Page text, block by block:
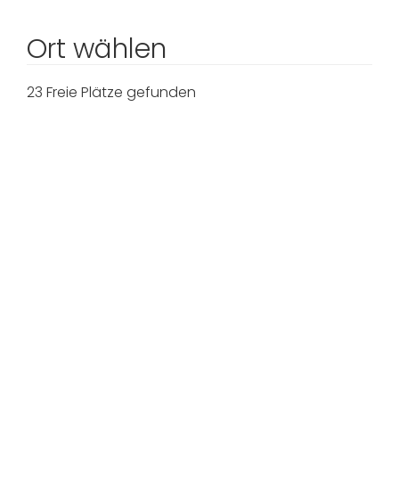
Ort wählen
23 Freie Plätze gefunden